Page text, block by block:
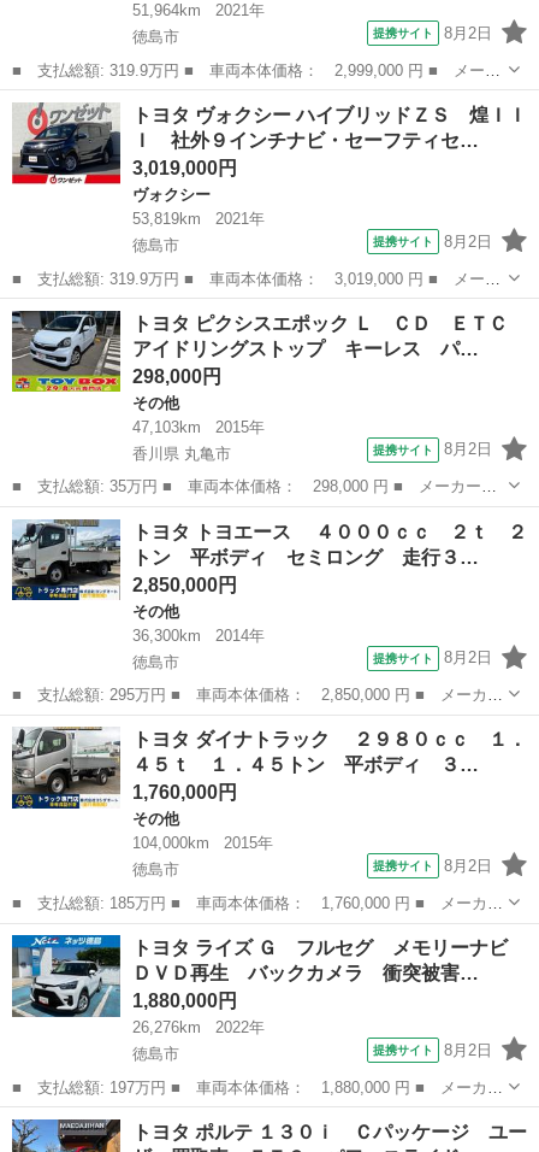
51,964km
2021年
徳島市
提携サイト 8月2日
■ 支払総額: 319.9万円 ■ 車両本体価格： 2,999,000 円 ■ メーカ
ー名： トヨタ ■ 車種名： ヴォクシー ■ グレード名： ハイブ
リッドＺＳ 煌ＩＩＩ 純正１０インチナビ・１２．１インチフリッ
プダウン...
徳島 徳島市 ヴォクシー
トヨタ ヴォクシー ハイブリッドＺＳ 煌ＩＩ
Ｉ 社外９インチナビ・セーフティセ…
3,019,000円
ヴォクシー
53,819km
2021年
徳島市
提携サイト 8月2日
■ 支払総額: 319.9万円 ■ 車両本体価格： 3,019,000 円 ■ メーカ
ー名： トヨタ ■ 車種名： ヴォクシー ■ グレード名： ハイブ
リッドＺＳ 煌ＩＩＩ 社外９インチナビ・セーフティセンス・クル
ーズコン...
徳島 徳島市 ヴォクシー
トヨタ ピクシスエポック Ｌ ＣＤ ＥＴＣ
アイドリングストップ キーレス パ…
298,000円
その他
47,103km
2015年
香川県 丸亀市
提携サイト 8月2日
■ 支払総額: 35万円 ■ 車両本体価格： 298,000 円 ■ メーカー
名： トヨタ ■ 車種名： ピクシスエポック ■ グレード名：
Ｌ ＣＤ ＥＴＣ アイドリングストップ キーレス パワステ パ
ワーウィンドウ 盗...
香川 丸亀市 その他
トヨタ トヨエース ４０００ｃｃ ２ｔ ２
トン 平ボディ セミロング 走行３…
2,850,000円
その他
36,300km
2014年
徳島市
提携サイト 8月2日
■ 支払総額: 295万円 ■ 車両本体価格： 2,850,000 円 ■ メーカー
名： トヨタ ■ 車種名： トヨエース ■ グレード名： ４００
０ｃｃ ２ｔ ２トン 平ボディ セミロング 走行３６３００Ｋ
荷台内寸３...
徳島 徳島市 その他
トヨタ ダイナトラック ２９８０ｃｃ １．
４５ｔ １．４５トン 平ボディ ３…
1,760,000円
その他
104,000km
2015年
徳島市
提携サイト 8月2日
■ 支払総額: 185万円 ■ 車両本体価格： 1,760,000 円 ■ メーカー
名： トヨタ ■ 車種名： ダイナトラック ■ グレード名： ２
９８０ｃｃ １．４５ｔ １．４５トン 平ボディ ３人乗り 積載
１４５０Ｋ...
徳島 徳島市 その他
トヨタ ライズ Ｇ フルセグ メモリーナビ
ＤＶＤ再生 バックカメラ 衝突被害…
1,880,000円
26,276km
2022年
徳島市
提携サイト 8月2日
■ 支払総額: 197万円 ■ 車両本体価格： 1,880,000 円 ■ メーカー
名： トヨタ ■ 車種名： ライズ ■ グレード名： Ｇ フルセ
グ メモリーナビ ＤＶＤ再生 バックカメラ 衝突被害軽減システ
徳島 徳島市 トヨタ
トヨタ ポルテ １３０ｉ Ｃパッケージ ユー